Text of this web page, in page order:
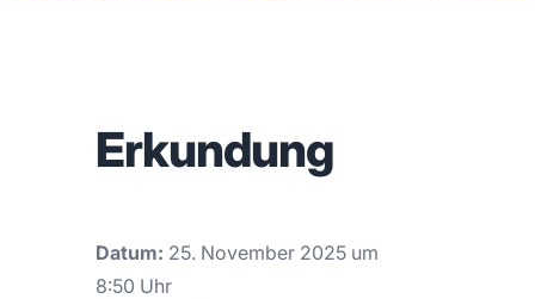
Erkundung
Datum: 25. November 2025 um
8:50 Uhr